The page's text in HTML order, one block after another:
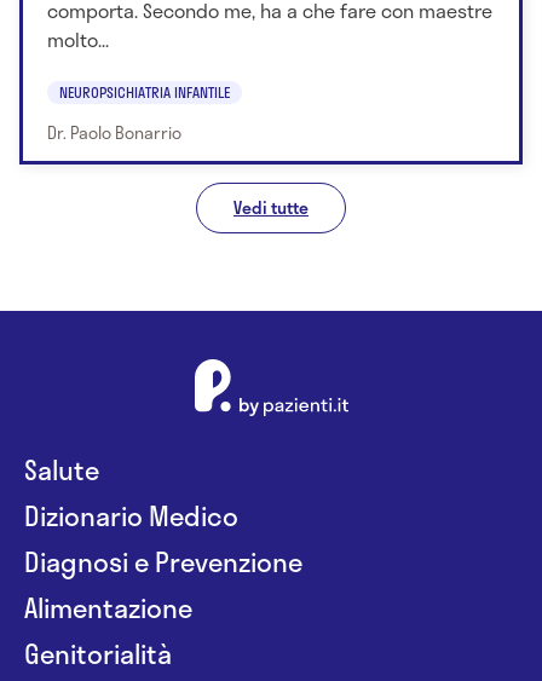
comporta. Secondo me, ha a che fare con maestre
molto...
NEUROPSICHIATRIA INFANTILE
Dr. Paolo Bonarrio
Vedi tutte
Salute
Dizionario Medico
Diagnosi e Prevenzione
Alimentazione
Genitorialità